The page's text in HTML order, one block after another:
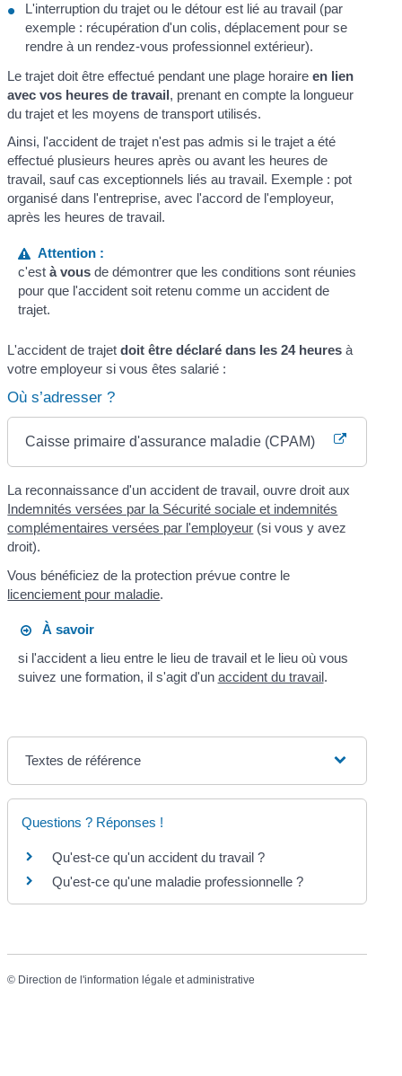
L'interruption du trajet ou le détour est lié au travail (par
exemple : récupération d'un colis, déplacement pour se
rendre à un rendez-vous professionnel extérieur).
Le trajet doit être effectué pendant une plage horaireen lien
avec vos heures de travail, prenant en compte la longueur
du trajet et les moyens de transport utilisés.
Ainsi, l'accident de trajet n'est pas admis si le trajet a été
effectué plusieurs heures après ou avant les heures de
travail, sauf cas exceptionnels liés au travail. Exemple : pot
organisé dans l'entreprise, avec l'accord de l'employeur,
après les heures de travail.
Attention :
c'est à vousde démontrer que les conditions sont réunies
pour que l'accident soit retenu comme un accident de
trajet.
L'accident de trajetdoit être déclaré dans les 24 heures à
votre employeur si vous êtes salarié :
Où s’adresser ?
Caisse primaire d'assurance maladie (CPAM)
La reconnaissance d'un accident de travail, ouvre droit aux
Indemnités versées par la Sécurité sociale et indemnités
complémentaires versées par l'employeur (si vous y avez
droit).
Vous bénéficiez de la protection prévue contre le
licenciement pour maladie.
À savoir
si l'accident a lieu entre le lieu de travail et le lieu où vous
suivez une formation, il s'agit d'un accident du travail.
Textes de référence
Questions ? Réponses !
Qu'est-ce qu'un accident du travail ?
Qu'est-ce qu'une maladie professionnelle ?
© Direction de l'information légale et administrative